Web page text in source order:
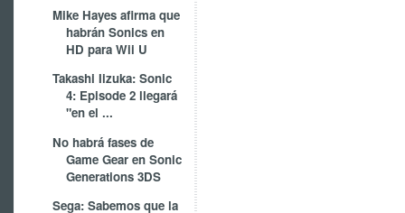
Mike Hayes afirma que
habrán Sonics en
HD para Wii U
Takashi Iizuka: Sonic
4: Episode 2 llegará
"en el ...
No habrá fases de
Game Gear en Sonic
Generations 3DS
Sega: Sabemos que la